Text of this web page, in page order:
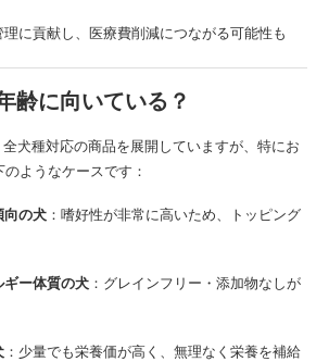
に貢献し、医療費削減につながる可能性も
齢に向いている？
犬種対応の商品を展開していますが、特にお
ようなケースです：
向の犬 ：嗜好性が非常に高いため、トッピング
ー体質の犬 ：グレインフリー・添加物なしが
：少量でも栄養価が高く、無理なく栄養を補給